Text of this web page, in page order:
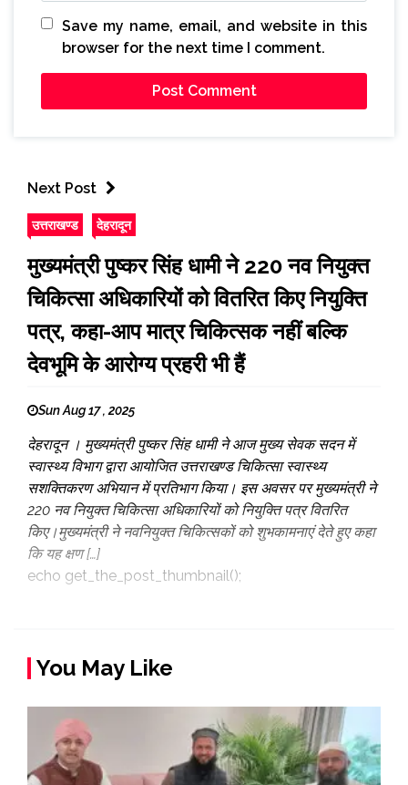
Save my name, email, and website in this
browser for the next time I comment.
Next Post
उत्तराखण्ड देहरादून
मुख्यमंत्री पुष्कर सिंह धामी ने 220 नव नियुक्त
चिकित्सा अधिकारियों को वितरित किए नियुक्ति
पत्र, कहा-आप मात्र चिकित्सक नहीं बल्कि
देवभूमि के आरोग्य प्रहरी भी हैं
Sun Aug 17 , 2025
देहरादून । मुख्यमंत्री पुष्कर सिंह धामी ने आज मुख्य सेवक सदन में
स्वास्थ्य विभाग द्वारा आयोजित उत्तराखण्ड चिकित्सा स्वास्थ्य
सशक्तिकरण अभियान में प्रतिभाग किया। इस अवसर पर मुख्यमंत्री ने
220 नव नियुक्त चिकित्सा अधिकारियों को नियुक्ति पत्र वितरित
किए।मुख्यमंत्री ने नवनियुक्त चिकित्सकों को शुभकामनाएं देते हुए कहा
कि यह क्षण […]
echo get_the_post_thumbnail();
You May Like